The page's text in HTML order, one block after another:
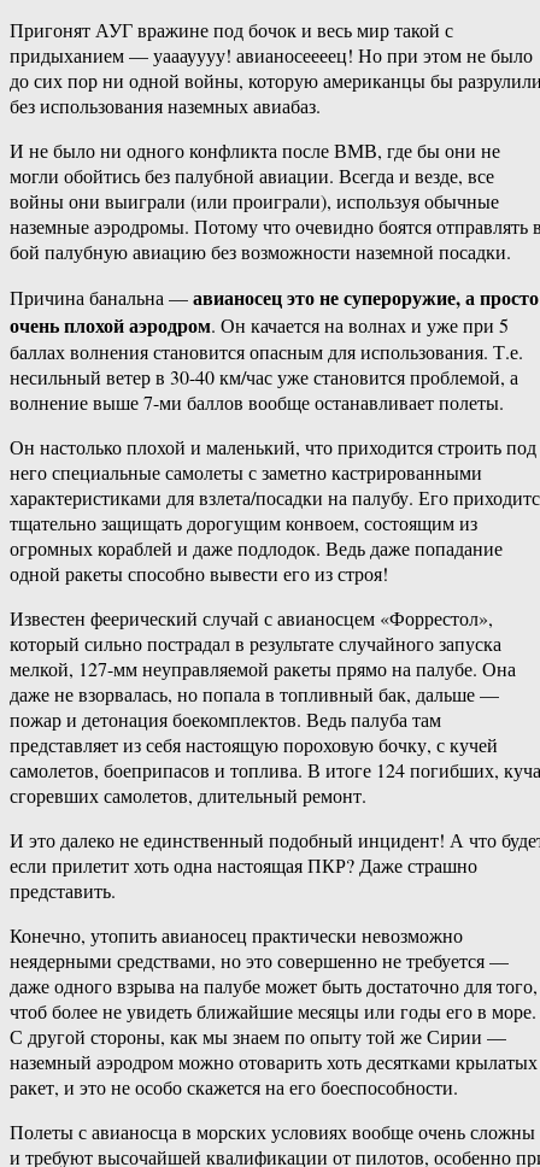
Пригонят АУГ вражине под бочок и весь мир такой с
придыханием — уааауууу! авианосеееец! Но при этом не было
до сих пор ни одной войны, которую американцы бы
без использования наземных авиабаз.
И не было ни одного конфликта после ВМВ, где бы они не
могли обойтись без палубной авиации. Всегда и везде, все
войны они выиграли (или проиграли), используя обычные
наземные аэродромы. Потому что очевидно боятся отправлять
бой палубную авиацию без возможности наземной посадки.
Причина банальна —авианосец это не супероружие, а просто
очень плохой аэродром. Он качается на волнах и уже при 5
баллах волнения становится опасным для использования. Т.е.
несильный ветер в 30-40 км/час уже становится проблемой, а
волнение выше 7-ми баллов вообще останавливает полеты.
Он настолько плохой и маленький, что приходится строить под
него специальные самолеты с заметно кастрированными
характеристиками для взлета/посадки на палубу. Его
тщательно защищать дорогущим конвоем, состоящим из
огромных кораблей и даже подлодок. Ведь даже попадание
одной ракеты способно вывести его из строя!
Известен феерический случай с авианосцем «Форрестол»,
который сильно пострадал в результате случайного запуска
мелкой, 127-мм неуправляемой ракеты прямо на палубе. Она
даже не взорвалась, но попала в топливный бак, дальше —
пожар и детонация боекомплектов. Ведь палуба там
представляет из себя настоящую пороховую бочку, с кучей
самолетов, боеприпасов и топлива. В итоге 124 погибших, куча
сгоревших самолетов, длительный ремонт.
И это далеко не единственный подобный инцидент! А что
если прилетит хоть одна настоящая ПКР? Даже страшно
представить.
Конечно, утопить авианосец практически невозможно
неядерными средствами, но это совершенно не требуется —
даже одного взрыва на палубе может быть достаточно для того,
чтоб более не увидеть ближайшие месяцы или годы его в море.
С другой стороны, как мы знаем по опыту той же Сирии —
наземный аэродром можно отоварить хоть десятками крылатых
ракет, и это не особо скажется на его боеспособности.
Полеты с авианосца в морских условиях вообще очень сложны
и требуют высочайшей квалификации от пилотов, особенно